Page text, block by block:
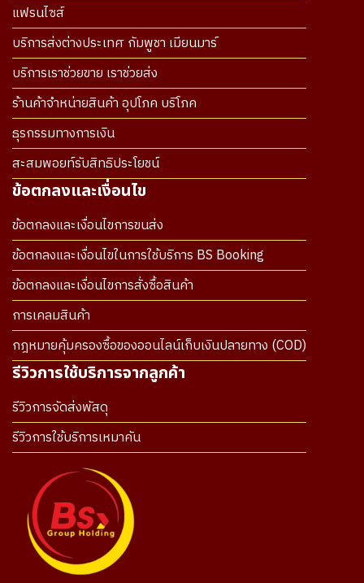
แฟรนไซส์
บริการส่งต่างประเทศ กัมพูชา เมียนมาร์
บริการเราช่วยขาย เราช่วยส่ง
ร้านค้าจำหน่ายสินค้า อุปโภค บริโภค
ธุรกรรมทางการเงิน
สะสมพอยท์รับสิทธิประโยชน์
ข้อตกลงและเงื่อนไข
ข้อตกลงและเงื่อนไขการขนส่ง
ข้อตกลงและเงื่อนไขในการใช้บริการ BS Booking
ข้อตกลงและเงื่อนไขการสั่งซื้อสินค้า
การเคลมสินค้า
กฎหมายคุ้มครองซื้อของออนไลน์เก็บเงินปลายทาง (COD)
รีวิวการใช้บริการจากลูกค้า
รีวิวการจัดส่งพัสดุ
รีวิวการใช้บริการเหมาคัน